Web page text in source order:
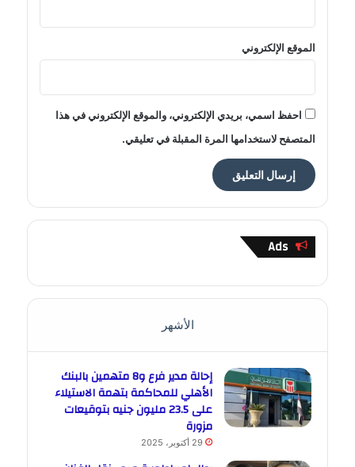
الموقع الإلكتروني
احفظ اسمي، بريدي الإلكتروني، والموقع الإلكتروني في هذا
المتصفح لاستخدامها المرة المقبلة في تعليقي.
Ads
الأشهر
إحالة مدير فرع و8 متهمين بالبنك
الأهلي للمحاكمة بتهمة الاستيلاء
على 23.5 مليون جنيه بتوقيعات
مزورة
29 أكتوبر، 2025